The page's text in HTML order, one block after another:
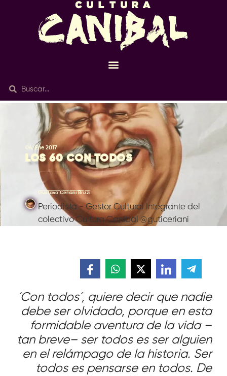
04/Ene 2017
LOS 60 CON TODOS
Gustavo Ceriani Brizzi
Periodista - Gestor Cultural Integrante del
colectivo Cultura Caníbal @guticeriani
´Con todos´, quiere decir que nadie
debe ser olvidado, porque en esta
formidable aventura de la vida –
tan breve– ser todos es ser alguien
en el relámpago de la historia. Ser
todos es pensarse en todos. De